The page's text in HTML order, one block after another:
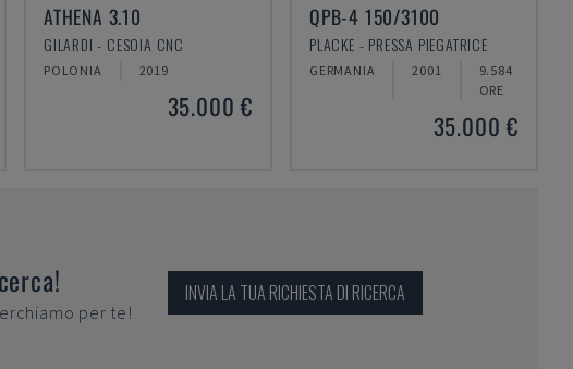
ATHENA 3.10
GILARDI - CESOIA CNC
POLONIA 2019
35.000 €
QPB-4 150/3100
PLACKE - PRESSA PIEGATRICE
GERMANIA 2001
9.584
ORE
35.000 €
per te!
INVIA LA TUA RICHIESTA DI RICERCA